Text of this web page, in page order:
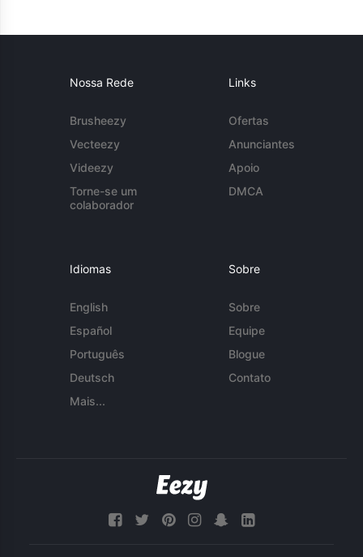
Nossa Rede
Brusheezy
Vecteezy
Videezy
Torne-se um
colaborador
Links
Ofertas
Anunciantes
Apoio
DMCA
Idiomas
English
Español
Português
Deutsch
Mais...
Sobre
Sobre
Equipe
Blogue
Contato